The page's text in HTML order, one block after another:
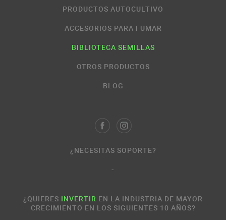
PRODUCTOS AUTOCULTIVO
ACCESORIOS PARA FUMAR
BIBLIOTECA SEMILLAS
OTROS PRODUCTOS
BLOG
¿NECESITAS SOPORTE?
-
¿QUIERES INVERTIR EN LA INDUSTRIA DE MAYOR
CRECIMIENTO EN LOS SIGUIENTES 10 AÑOS?